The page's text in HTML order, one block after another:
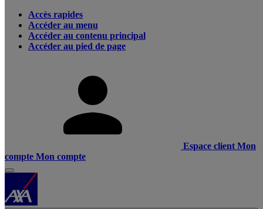
Accès rapides
Accéder au menu
Accéder au contenu principal
Accéder au pied de page
Espace client Mon
compte Mon compte